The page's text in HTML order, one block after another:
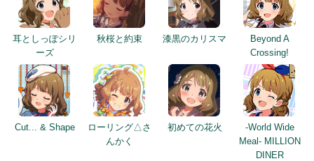
耳としっぽシリ
ーズ
秋桜と約束 漆黒のカリスマ
Beyond A
Crossing!
Cut... & Shape
ローリング△さ
んかく
初めての花火
-World Wide
Meal- MILLION
DINER